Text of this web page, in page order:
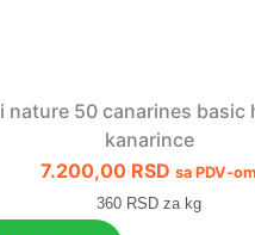
nature 50 canarines basic
kanarince
7.200,00 RSD sa PDV-om
360 RSD za kg